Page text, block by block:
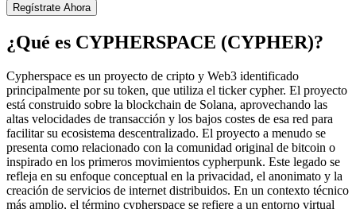
Regístrate Ahora
¿Qué es CYPHERSPACE (CYPHER)?
Cypherspace es un proyecto de cripto y Web3 identificado
principalmente por su token, que utiliza el ticker cypher. El proyecto
está construido sobre la blockchain de Solana, aprovechando las
altas velocidades de transacción y los bajos costes de esa red para
facilitar su ecosistema descentralizado. El proyecto a menudo se
presenta como relacionado con la comunidad original de bitcoin o
inspirado en los primeros movimientos cypherpunk. Este legado se
refleja en su enfoque conceptual en la privacidad, el anonimato y la
creación de servicios de internet distribuidos. En un contexto técnico
más amplio, el término cypherspace se refiere a un entorno virtual